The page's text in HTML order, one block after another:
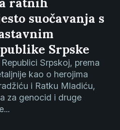
ratnih
suočavanja s
Srpske
Srpskoj, prema
kao o herojima
i Ratku Mladiću,
za genocid i druge